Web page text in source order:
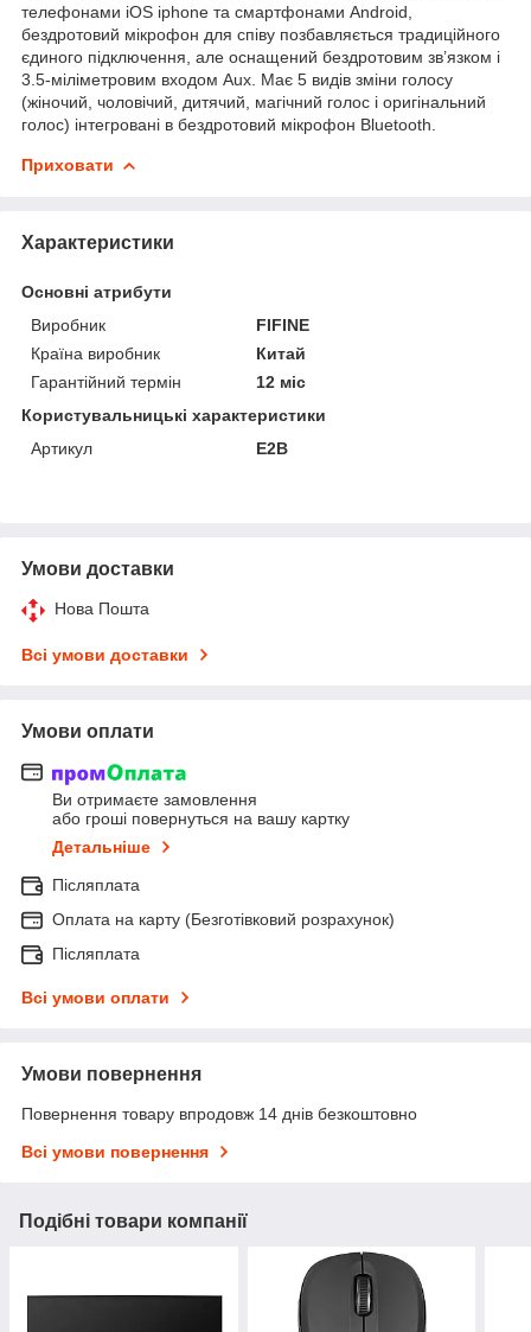
телефонами iOS iphone та смартфонами Android,
бездротовий мікрофон для співу позбавляється традиційного
єдиного підключення, але оснащений бездротовим зв’язком і
3.5-міліметровим входом Aux. Має 5 видів зміни голосу
(жіночий, чоловічий, дитячий, магічний голос і оригінальний
голос) інтегровані в бездротовий мікрофон Bluetooth.
Приховати
Характеристики
Основні атрибути
Виробник
FIFINE
Країна виробник
Китай
Гарантійний термін
12 міс
Користувальницькі характеристики
Артикул
E2B
Умови доставки
Нова Пошта
Всі умови доставки
Умови оплати
Ви отримаєте замовлення
або гроші повернуться на вашу картку
Детальніше
Післяплата
Оплата на карту (Безготівковий розрахунок)
Післяплата
Всі умови оплати
Умови повернення
Повернення товару впродовж 14 днів безкоштовно
Всі умови повернення
Подібні товари компанії